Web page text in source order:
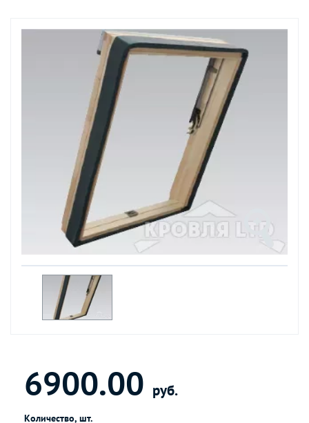
6900.00 руб.
Количество, шт.